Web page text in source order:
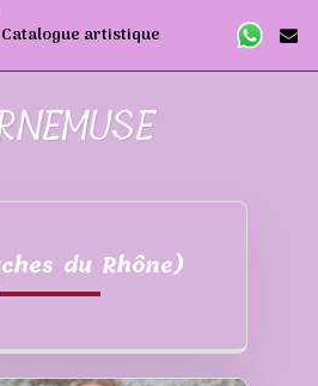
Catalogue artistique
du Rhône)